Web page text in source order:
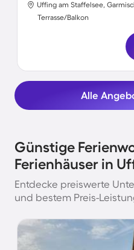
Terrasse/Balkon
Alle
Günstige
Ferienhäuser in
Entdecke preiswerte
und bestem Preis-